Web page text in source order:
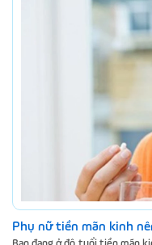
Phụ nữ tiền mãn kinh